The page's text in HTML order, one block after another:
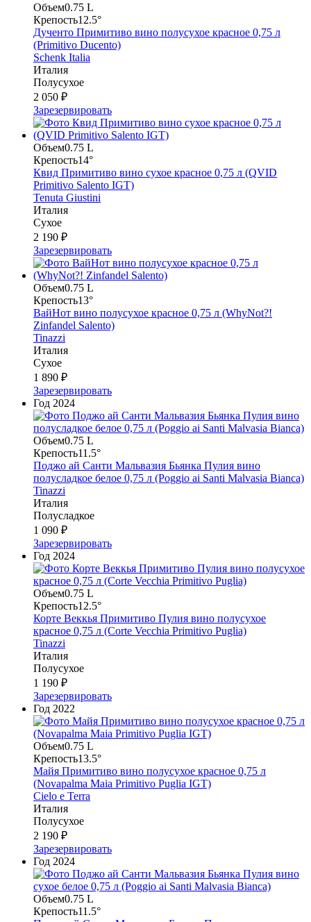
Объем0.75 L
Крепость12.5°
Дученто Примитиво вино полусухое красное 0,75 л
(Primitivo Ducento)
Schenk Italia
Италия
Полусухое
2 050 ₽
Зарезервировать
Объем0.75 L
Крепость14°
Квид Примитиво вино сухое красное 0,75 л (QVID
Primitivo Salento IGT)
Tenuta Giustini
Италия
Сухое
2 190 ₽
Зарезервировать
Объем0.75 L
Крепость13°
ВайНот вино полусухое красное 0,75 л (WhyNot?!
Zinfandel Salento)
Tinazzi
Италия
Сухое
1 890 ₽
Зарезервировать
Год 2024
Объем0.75 L
Крепость11.5°
Поджо ай Санти Мальвазия Бьянка Пулия вино
полусладкое белое 0,75 л (Poggio ai Santi Malvasia Bianca)
Tinazzi
Италия
Полусладкое
1 090 ₽
Зарезервировать
Год 2024
Объем0.75 L
Крепость12.5°
Корте Веккья Примитиво Пулия вино полусухое
красное 0,75 л (Corte Vecchia Primitivo Puglia)
Tinazzi
Италия
Полусухое
1 190 ₽
Зарезервировать
Год 2022
Объем0.75 L
Крепость13.5°
Майя Примитиво вино полусухое красное 0,75 л
(Novapalma Maia Primitivo Puglia IGT)
Cielo e Terra
Италия
Полусухое
2 190 ₽
Зарезервировать
Год 2024
Объем0.75 L
Крепость11.5°